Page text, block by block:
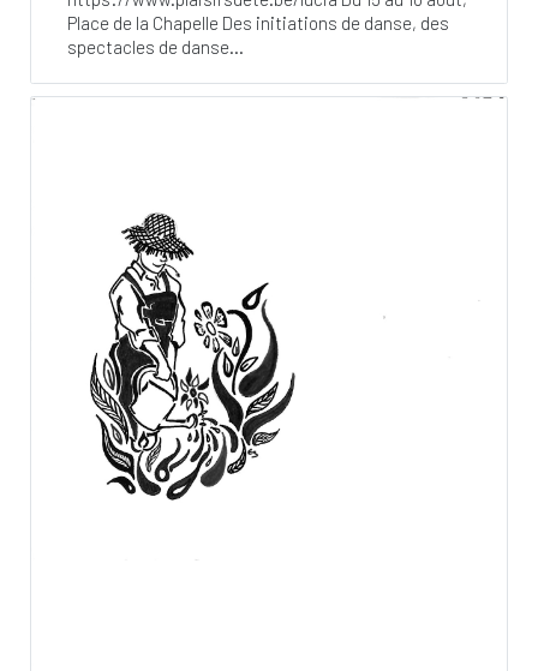
Place de la Chapelle Des initiations de danse, des
spectacles de danse...